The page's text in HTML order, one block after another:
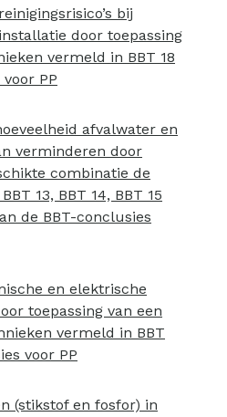
bij
door toepassing
vermeld in BBT 18
PP
afvalwater en
verminderen door
combinatie de
13, BBT 14, BBT 15
de BBT-conclusies
en elektrische
toepassing van een
vermeld in BBT
voor PP
(stikstof en fosfor) in